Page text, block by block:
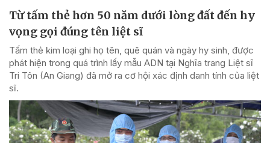
Từ tấm thẻ hơn 50 năm dưới lòng đất đến hy
vọng gọi đúng tên liệt sĩ
Tấm thẻ kim loại ghi họ tên, quê quán và ngày hy sinh, được
phát hiện trong quá trình lấy mẫu ADN tại Nghĩa trang Liệt sĩ
Tri Tôn (An Giang) đã mở ra cơ hội xác định danh tính của liệt
sĩ.